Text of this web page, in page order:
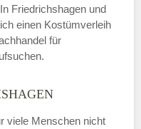
Friedrichshagen und
einen Kostümverleih
für
viele Menschen nicht